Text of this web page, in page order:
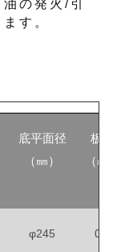
の発火/引
す。
底平面径
（㎜）
板厚
（㎜
φ245 0.8